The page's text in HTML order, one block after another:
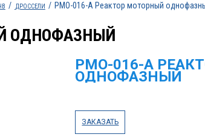
ДРОССЕЛИ РМО-016-А Реактор моторный
ОДНОФАЗНЫЙ
РМО-016-А
ОДНОФАЗНЫЙ
ЗАКАЗАТЬ